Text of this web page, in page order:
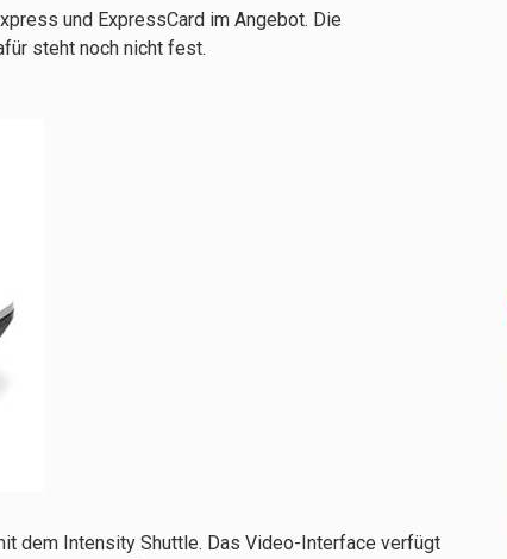
und ExpressCard im Angebot. Die
steht noch nicht fest.
dem Intensity Shuttle. Das Video-Interface verfügt